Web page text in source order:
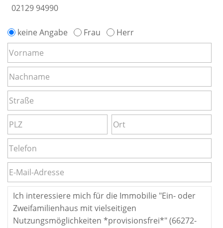
02129 94990
keine Angabe Frau Herr